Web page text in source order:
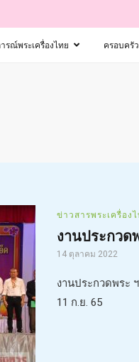
รณ์พระเครื่องไทย ครอบครั
ข่าวสารพระเครื่อง
งานประกวด
14 ตุลาคม 2022
งานประกวดพระ
11 ก.ย. 65